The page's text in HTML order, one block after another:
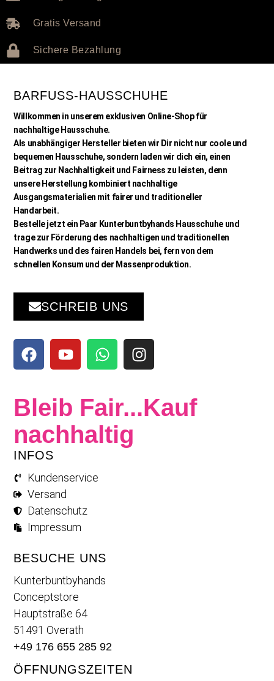
Gratis Versand
Sichere Bezahlung
BARFUSS-HAUSSCHUHE
Willkommen in unserem exklusiven Online-Shop für
nachhaltige Hausschuhe.
Als unabhängiger Hersteller bieten wir Dir nicht nur coole und
bequemen Hausschuhe, sondern laden wir dich ein, einen
Beitrag zur Nachhaltigkeit und Fairness zu leisten, denn
unsere Herstellung kombiniert nachhaltige
Ausgangsmaterialien mit fairer und traditioneller
Handarbeit.
Bestelle jetzt ein Paar Kunterbuntbyhands Hausschuhe und
trage zur Förderung des nachhaltigen und traditionellen
Handwerks und des fairen Handels bei, fern von dem
schnellen Konsum und der Massenproduktion.
SCHREIB UNS
Bleib Fair...Kauf
nachhaltig
INFOS
Kundenservice
Versand
Datenschutz
Impressum
BESUCHE UNS
Kunterbuntbyhands
Conceptstore
Hauptstraße 64
51491 Overath
+49 176 655 285 92
ÖFFNUNGSZEITEN